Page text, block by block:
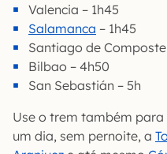
Valencia – 1h45
Salamanca – 1h45
Santiago de
Bilbao – 4h50
San Sebastián – 5h
Use o trem também
um dia, sem pernoite, a